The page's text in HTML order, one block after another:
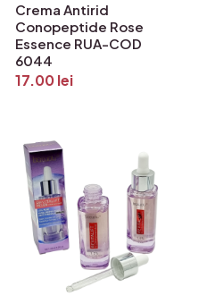
Crema Antirid
Conopeptide Rose
Essence RUA-COD
6044
17.00lei